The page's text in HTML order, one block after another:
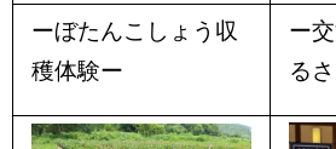
ーぼたんこしょう収
穫体験ー
ー
る